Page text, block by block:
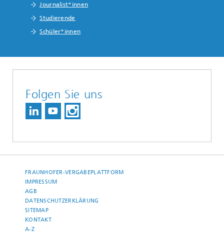
Journalist*innen
Studierende
Schüler*innen
Folgen Sie uns
FRAUNHOFER-VERGABEPLATTFORM
IMPRESSUM
AGB
DATENSCHUTZERKLÄRUNG
SITEMAP
KONTAKT
A-Z